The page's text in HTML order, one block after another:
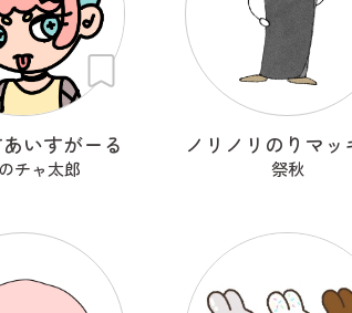
いすがーる
チャ太郎 祭秋